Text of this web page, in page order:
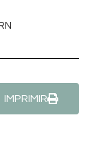
IMPRIMIR